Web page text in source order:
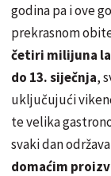
godina pa i ove
prekrasnom
četiri milijuna
do 13. siječnja,
uključujući
te velika
svaki dan
domaćim